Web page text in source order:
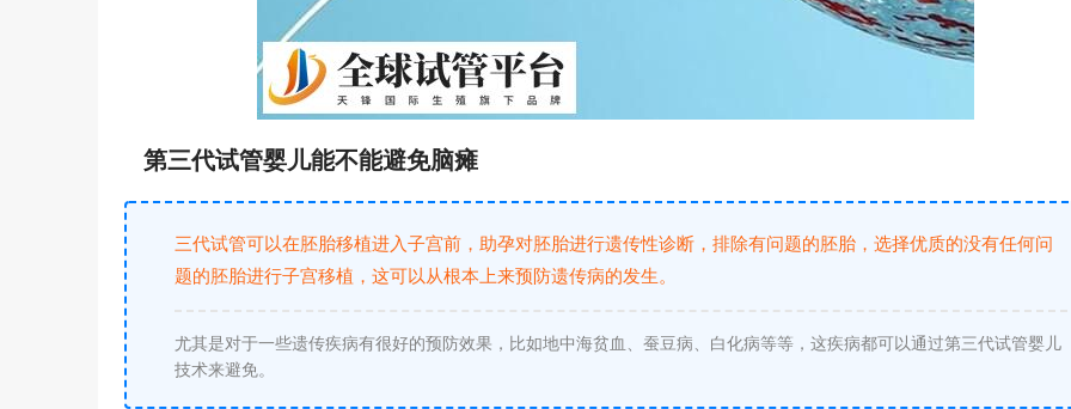
第三代试管婴儿能不能避免脑瘫
三代试管可以在胚胎移植进入子宫前，助孕对胚胎进行遗传性诊断，排除有问题的胚胎，选择优质的没有任何问
题的胚胎进行子宫移植，这可以从根本上来预防遗传病的发生。
尤其是对于一些遗传疾病有很好的预防效果，比如地中海贫血、蚕豆病、白化病等等，这疾病都可以通过第三代试管婴儿
技术来避免。